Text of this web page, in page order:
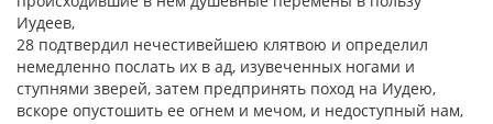
Иудеев,
28 подтвердил нечестивейшею клятвою и определил
немедленно послать их в ад, изувеченных ногами и
ступнями зверей, затем предпринять поход на Иудею,
вскоре опустошить ее огнем и мечом, и недоступный нам,